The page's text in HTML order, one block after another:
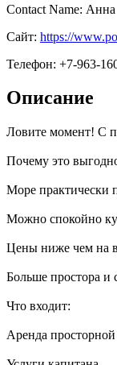
Contact Name: Анна
Сайт: https://
Телефон: +7-963-
Описание
Ловите момент! С
Почему это
Море практически
Можно спокойно
Цены ниже чем на
Больше простора и
Что входит:
Аренда